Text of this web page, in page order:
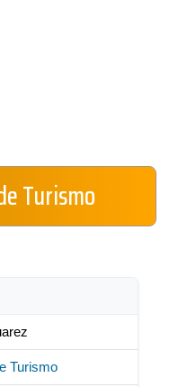
Turismo
Turismo